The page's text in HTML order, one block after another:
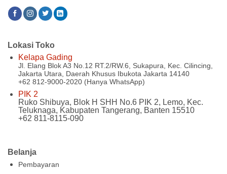
Belanja
Pembayaran
Lokasi Toko
Kelapa Gading
Jl. Elang Blok A3 No.12 RT.2/RW.6, Sukapura, Kec. Cilincing,
Jakarta Utara, Daerah Khusus Ibukota Jakarta 14140
+62 812-9000-2020 (Hanya WhatsApp)
PIK 2
Ruko Shibuya, Blok H SHH No.6 PIK 2, Lemo, Kec.
Teluknaga, Kabupaten Tangerang, Banten 15510
+62 811-8115-090